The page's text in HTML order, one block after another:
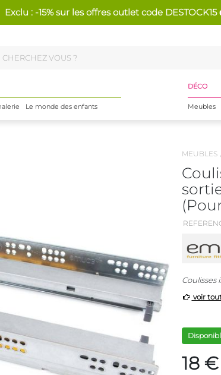
Exclu : -15% sur les offres outlet code DESTOCK15
Le monde des enfants
DÉCO
Meubles
MEUBLES
Coulisses
voir
18 €